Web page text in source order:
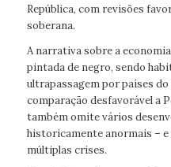
República, com revisões
soberana.
A narrativa sobre a
pintada de negro, sendo
ultrapassagem por países do
comparação desfavorável a
também omite vários
historicamente anormais – e
múltiplas crises.